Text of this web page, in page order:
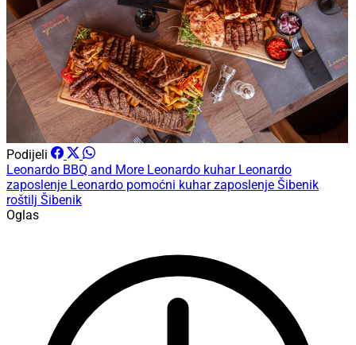
Podijeli
Leonardo BBQ and More Leonardo kuhar Leonardo
zaposlenje Leonardo pomoćni kuharzaposlenje Šibenik
roštilj Šibenik
Oglas